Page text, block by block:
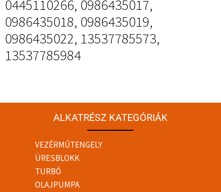
0445110266, 0986435017,
0986435018, 0986435019,
0986435022, 13537785573,
13537785984
ALKATRÉSZ KATEGÓRIÁK
VEZÉRMŰTENGELY
ÜRESBLOKK
TURBÓ
OLAJPUMPA